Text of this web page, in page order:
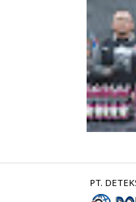
Ditres
Dibentuk
PT.